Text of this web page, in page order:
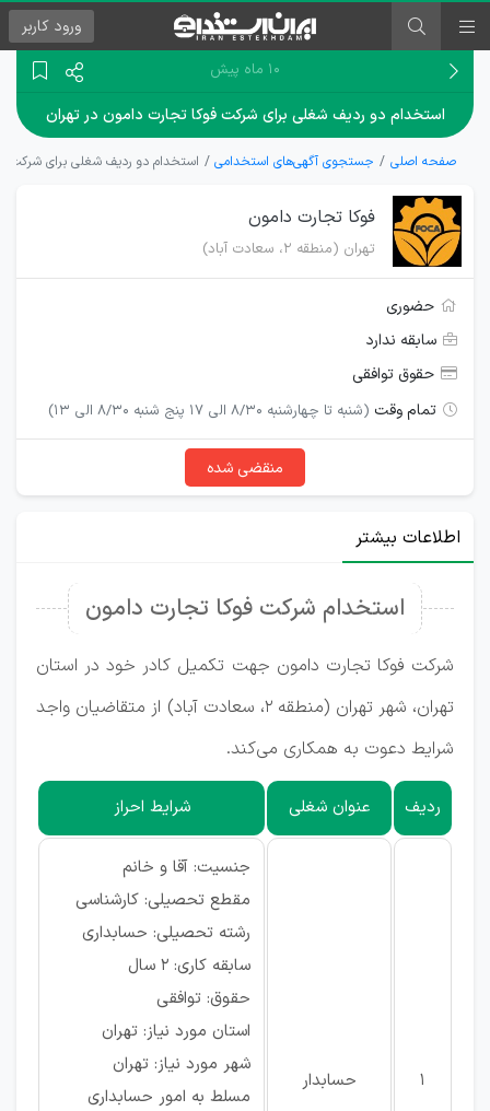
ورود کاربر
۱۰ ماه پیش
استخدام دو ردیف شغلی برای شرکت فوکا تجارت دامون در تهران
صفحه اصلی جستجوی آگهی‌های استخدامی استخدام دو ردیف شغلی برای شرکت
فوکا تجارت دامون
تهران (منطقه ۲، سعادت آباد)
حضوری
سابقه ندارد
حقوق توافقی
تمام وقت (شنبه تا چهارشنبه 8/30 الی 17 پنج شنبه 8/30 الی 13)
منقضی شده
اطلاعات بیشتر
استخدام شرکت فوکا تجارت دامون
شرکت فوکا تجارت دامون جهت تکمیل کادر خود در استان
تهران، شهر تهران (منطقه ۲، سعادت آباد) از متقاضیان واجد
شرایط دعوت به همکاری می‌کند.
ردیف عنوان شغلی شرایط احراز
1 حسابدار
جنسیت: آقا و خانم
مقطع تحصیلی: کارشناسی
رشته تحصیلی: حسابداری
سابقه کاری: ۲ سال
حقوق: توافقی
استان مورد نیاز: تهران
شهر مورد نیاز: تهران
مسلط به امور حسابداری